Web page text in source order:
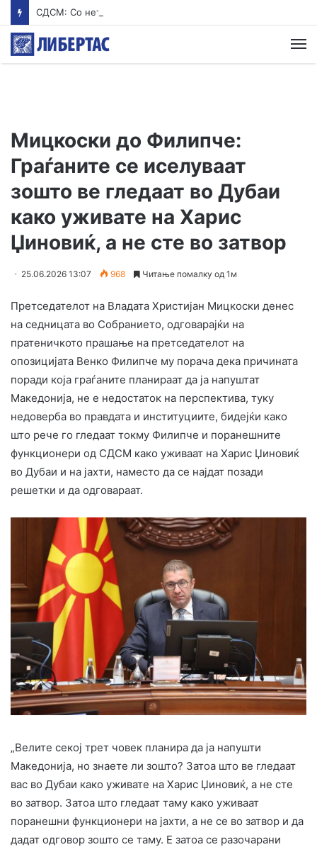
Мицкоски до Филипче:
Граѓаните се иселуваат
зошто ве гледаат во Дубаи
како уживате на Харис
Џиновиќ, а не сте во затвор
25.06.2026 13:07 968 Читање помалку од 1м
Претседателот на Владата Христијан Мицкоски денес
на седницата во Собранието, одговарајќи на
пратеничкото прашање на претседателот на
опозицијата Венко Филипче му порача дека причината
поради која граѓаните планираат да ја напуштат
Македонија, не е недостаток на перспектива, туку
недоверба во правдата и институциите, бидејќи како
што рече го гледаат токму Филипче и поранешните
функционери од СДСМ како уживаат на Харис Џиновиќ
во Дубаи и на јахти, наместо да се најдат позади
решетки и да одговараат.
„Велите секој трет човек планира да ја напушти
Македонија, но знаете ли зошто? Затоа што ве гледаат
вас во Дубаи како уживате на Харис Џиновиќ, а не сте
во затвор. Затоа што гледаат таму како уживаат
поранешни функционери на јахти, а не се во затвор и да
дадат одговор зошто се таму. Е затоа се разочарани